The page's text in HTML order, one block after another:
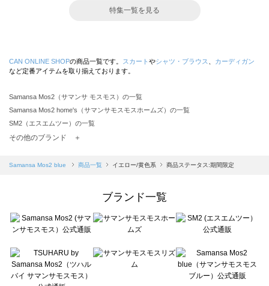
特集一覧を見る
CAN ONLINE SHOPの商品一覧です。 スカート やシャツ・ブラウス
カーディガン
など定番アイテムを取り揃えております。
Samansa Mos2（サマンサ モスモス）の一覧
Samansa Mos2 home's（サマンサモスモスホームズ）の一覧
SM2（エスエムツー）の一覧
TSUHARU by Samansa Mos2（ツハルバイサマンサモスモス）の一覧
Samansa Mos2 blue（サマンサモスモス ブルー）の一覧
Te chichi（テチチ）の一覧
Te chichi CLASSIC（テチチ クラシック）の一覧
Lugnoncure（ルノンキュール）の一覧
BETTY'S BLUE（べティーズブルー）の一覧
Wpc.（ワールドパーティー）の一覧
その他のブランド ＋
Samansa Mos2 blue 商品一覧 イエロー/黄色系 商品ステータス:期間限定
ブランド一覧